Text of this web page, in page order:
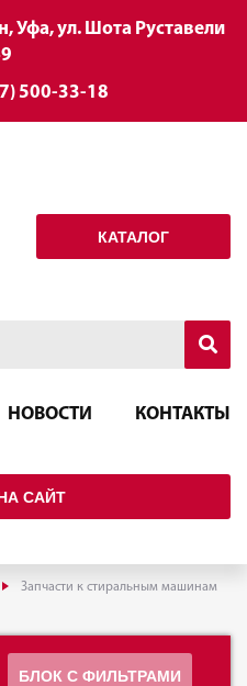
Уфа, ул. Шота Руставели
500-33-18
КАТАЛОГ
НОВОСТИ КОНТАКТЫ
САЙТ
Запчасти к стиральным машинам
БЛОК С ФИЛЬТРАМИ